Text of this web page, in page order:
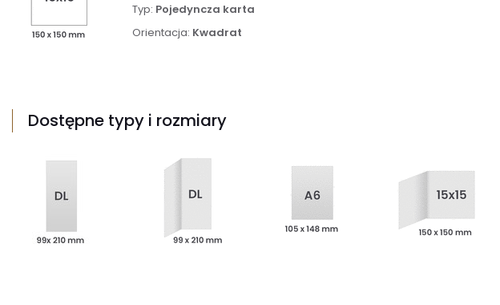
Typ: Pojedyncza karta
Orientacja: Kwadrat
Dostępne typy i rozmiary